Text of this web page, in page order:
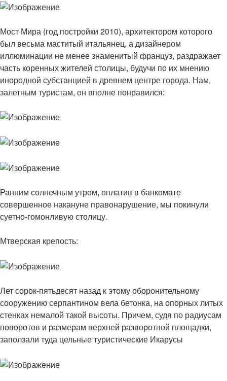
Мост Мира (год постройки 2010), архитектором которого
был весьма маститый итальянец, а дизайнером
иллюминации не менее знаменитый француз, раздражает
часть коренных жителей столицы, будучи по их мнению
инородной субстанцией в древнем центре города. Нам,
залетным туристам, он вполне понравился:
Ранним солнечным утром, оплатив в банкомате
совершенное накануне правонарушение, мы покинули
суетно-гомонливую столицу.
Мтверская крепость:
Лет сорок-пятьдесят назад к этому оборонительному
сооружению серпантином вела бетонка, на опорных литых
стенках немалой такой высоты. Причем, судя по радиусам
поворотов и размерам верхней разворотной площадки,
заползали туда цельные туристические Икарусы